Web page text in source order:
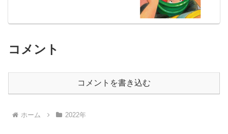
コメント
コメントを書き込む
ホーム 2022年